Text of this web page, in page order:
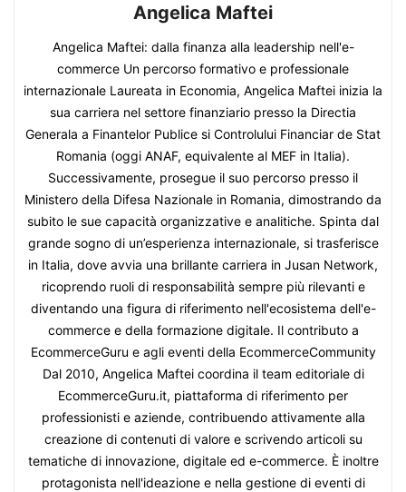
Angelica Maftei
Angelica Maftei: dalla finanza alla leadership nell'e-
commerce Un percorso formativo e professionale
internazionale Laureata in Economia, Angelica Maftei inizia la
sua carriera nel settore finanziario presso la Directia
Generala a Finantelor Publice si Controlului Financiar de Stat
Romania (oggi ANAF, equivalente al MEF in Italia).
Successivamente, prosegue il suo percorso presso il
Ministero della Difesa Nazionale in Romania, dimostrando da
subito le sue capacità organizzative e analitiche. Spinta dal
grande sogno di un’esperienza internazionale, si trasferisce
in Italia, dove avvia una brillante carriera in Jusan Network,
ricoprendo ruoli di responsabilità sempre più rilevanti e
diventando una figura di riferimento nell'ecosistema dell'e-
commerce e della formazione digitale. Il contributo a
EcommerceGuru e agli eventi della EcommerceCommunity
Dal 2010, Angelica Maftei coordina il team editoriale di
EcommerceGuru.it, piattaforma di riferimento per
professionisti e aziende, contribuendo attivamente alla
creazione di contenuti di valore e scrivendo articoli su
tematiche di innovazione, digitale ed e-commerce. È inoltre
protagonista nell'ideazione e nella gestione di eventi di